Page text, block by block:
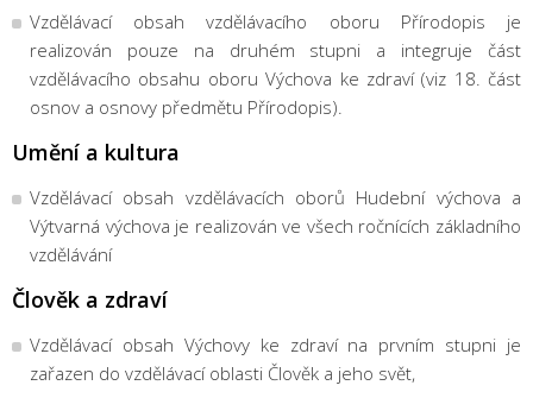
Vzdělávací obsah vzdělávacího oboru Přírodopis je
realizován pouze na druhém stupni a integruje část
vzdělávacího obsahu oboru Výchova ke zdraví (viz 18. část
osnov a osnovy předmětu Přírodopis).
Umění a kultura
Vzdělávací obsah vzdělávacích oborů Hudební výchova a
Výtvarná výchova je realizován ve všech ročnících základního
vzdělávání
Člověk a zdraví
Vzdělávací obsah Výchovy ke zdraví na prvním stupni je
zařazen do vzdělávací oblasti Člověk a jeho svět,